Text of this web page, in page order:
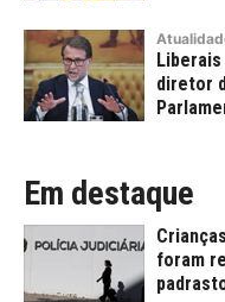
diretor
Em destaque
foram